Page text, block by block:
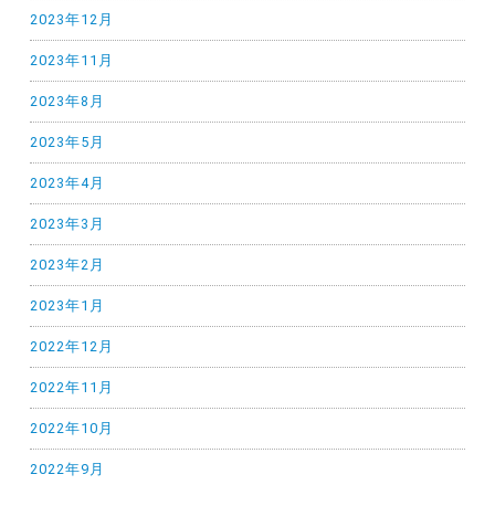
2023年12月
2023年11月
2023年8月
2023年5月
2023年4月
2023年3月
2023年2月
2023年1月
2022年12月
2022年11月
2022年10月
2022年9月